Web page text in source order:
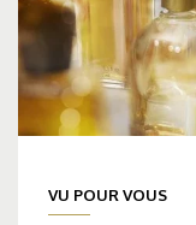
VU POUR VOUS